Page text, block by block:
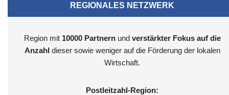
REGIONALES NETZWERK
Region mit 10000 Partnernund verstärkter Fokus auf die
Anzahl dieser sowie weniger auf die Förderung der lokalen
Wirtschaft.
Postleitzahl-Region: